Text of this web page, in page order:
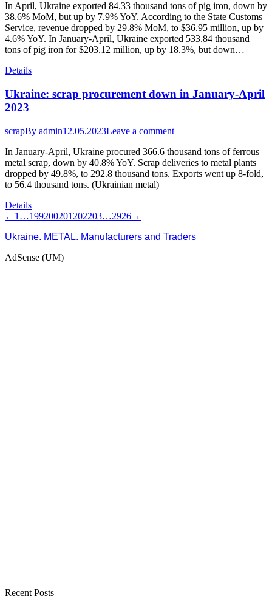
In April, Ukraine exported 84.33 thousand tons of pig iron, down by
38.6% MoM, but up by 7.9% YoY. According to the State Customs
Service, revenue dropped by 29.8% MoM, to $36.95 million, up by
4.6% YoY. In January-April, Ukraine exported 533.84 thousand
tons of pig iron for $203.12 million, up by 18.3%, but down…
Details
Ukraine: scrap procurement down in January-April
2023
scrapBy admin12.05.2023Leave a comment
In January-April, Ukraine procured 366.6 thousand tons of ferrous
metal scrap, down by 40.8% YoY. Scrap deliveries to metal plants
dropped by 49.8%, to 292.8 thousand tons. Exports went up 8-fold,
to 56.4 thousand tons. (Ukrainian metal)
Details
← 1 …199200201 202203…2926→
Ukraine. METAL. Manufacturers and Traders
AdSense (UM)
Recent Posts